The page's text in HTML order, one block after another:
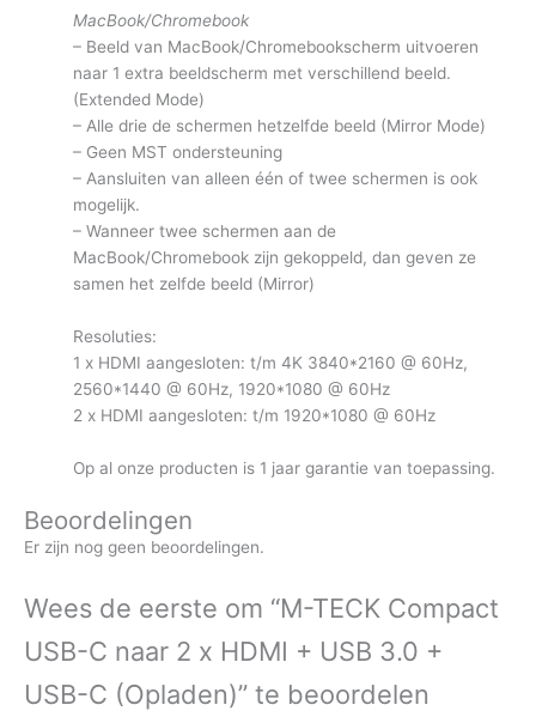
MacBook/Chromebook
– Beeld van MacBook/Chromebookscherm uitvoeren
naar 1 extra beeldscherm met verschillend beeld.
(Extended Mode)
– Alle drie de schermen hetzelfde beeld (Mirror Mode)
– Geen MST ondersteuning
– Aansluiten van alleen één of twee schermen is ook
mogelijk.
– Wanneer twee schermen aan de
MacBook/Chromebook zijn gekoppeld, dan geven ze
samen het zelfde beeld (Mirror)
Resoluties:
1 x HDMI aangesloten: t/m 4K 3840*2160 @ 60Hz,
2560*1440 @ 60Hz, 1920*1080 @ 60Hz
2 x HDMI aangesloten: t/m 1920*1080 @ 60Hz
Op al onze producten is 1 jaar garantie van toepassing.
Beoordelingen
Er zijn nog geen beoordelingen.
Wees de eerste om “M-TECK Compact
USB-C naar 2 x HDMI + USB 3.0 +
USB-C (Opladen)” te beoordelen